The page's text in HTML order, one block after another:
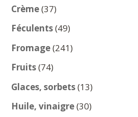
Crème 3737
produits
Féculents 4949
produits
Fromage 241241
Fruits 7474
produits
Glaces, sorbets 1313
produits
Huile, vinaigre 3030